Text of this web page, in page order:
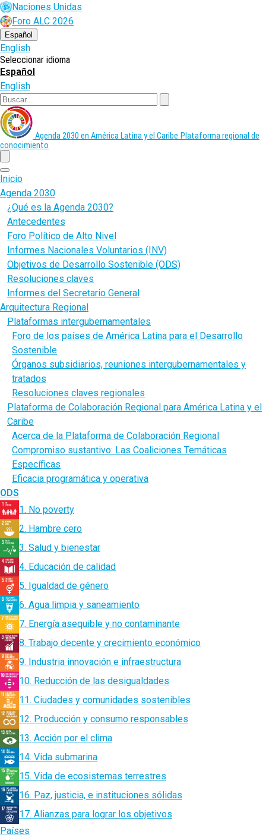
Pasar
al
contenido
principal
Naciones Unidas
Foro ALC 2026
Español
English
Seleccionar idioma
Español
English
Agenda 2030 en América Latina y el Caribe Plataforma regional de
conocimiento
menu
Inicio
Agenda 2030
¿Qué es la Agenda 2030?
Antecedentes
Foro Político de Alto Nivel
Informes Nacionales Voluntarios (INV)
Objetivos de Desarrollo Sostenible (ODS)
Resoluciones claves
Informes del Secretario General
Arquitectura Regional
Plataformas intergubernamentales
Foro de los países de América Latina para el Desarrollo
Sostenible
Órganos subsidiarios, reuniones intergubernamentales y
tratados
Resoluciones claves regionales
Plataforma de Colaboración Regional para América Latina y el
Caribe
Acerca de la Plataforma de Colaboración Regional
Compromiso sustantivo: Las Coaliciones Temáticas
Específicas
Eficacia programática y operativa
ODS
1. No poverty
2. Hambre cero
3. Salud y bienestar
4. Educación de calidad
5. Igualdad de género
6. Agua limpia y saneamiento
7. Energía asequible y no contaminante
8. Trabajo decente y crecimiento económico
9. Industria innovación e infraestructura
10. Reducción de las desigualdades
11. Ciudades y comunidades sostenibles
12. Producción y consumo responsables
13. Acción por el clima
14. Vida submarina
15. Vida de ecosistemas terrestres
16. Paz, justicia, e instituciones sólidas
17. Alianzas para lograr los objetivos
Países